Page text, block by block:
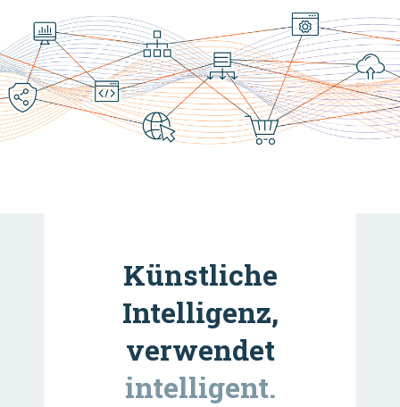
Künstliche
Intelligenz,
verwendet
intelligent.